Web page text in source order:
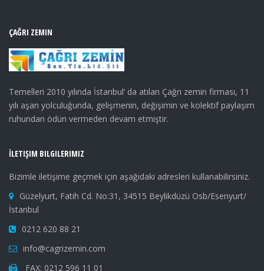
ÇAĞRI ZEMIN
Temelleri 2010 yılında İstanbul’ da atılan Çağrı zemin firması, 11
yılı aşan yolculuğunda, gelişmenin, değişimin ve kolektif paylaşım
ruhundan ödün vermeden devam etmiştir.
İLETIŞIM BILGILERIMIZ
Bizimle iletişime geçmek için aşağıdaki adresleri kullanabilirsiniz.
Güzelyurt, Fatih Cd. No:31, 34515 Beylikdüzü Osb/Esenyurt/
İstanbul
0212 620 88 21
info@cagrizemin.com
FAX: 0212 596 11 01